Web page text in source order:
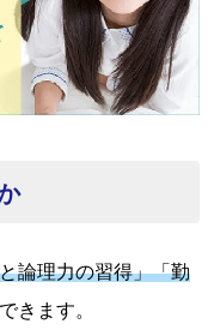
論理力の習得」「勤
きます。